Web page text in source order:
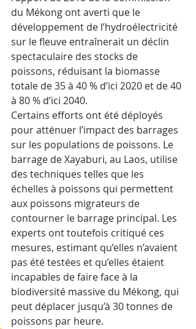
du Mékong ont averti que le
développement de l’hydroélectricité
sur le fleuve entraînerait un déclin
spectaculaire des stocks de
poissons, réduisant la biomasse
totale de 35 à 40 % d’ici 2020 et de 40
à 80 % d’ici 2040.
Certains efforts ont été déployés
pour atténuer l’impact des barrages
sur les populations de poissons. Le
barrage de Xayaburi, au Laos, utilise
des techniques telles que les
échelles à poissons qui permettent
aux poissons migrateurs de
contourner le barrage principal. Les
experts ont toutefois critiqué ces
mesures, estimant qu’elles n’avaient
pas été testées et qu’elles étaient
incapables de faire face à la
biodiversité massive du Mékong, qui
peut déplacer jusqu’à 30 tonnes de
poissons par heure.